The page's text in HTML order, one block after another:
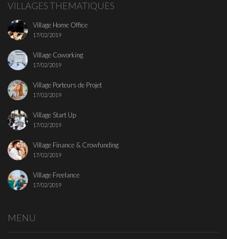
VILLAGES THEMATIQUES
Village Home Office
17/02/2019
Village Coworking
17/02/2019
Village Porteurs de Projet
17/02/2019
Village Start Up
17/02/2019
Village Finance & Crowfunding
17/02/2019
Village Freelance
17/02/2019
MENU